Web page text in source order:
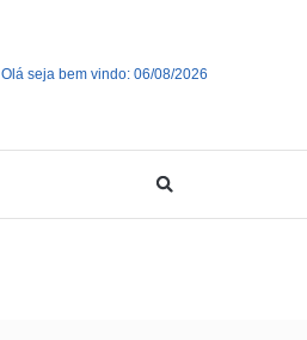
Olá seja bem vindo: 06/08/2026